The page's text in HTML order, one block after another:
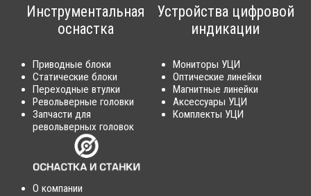
Инструментальная
оснастка
Приводные блоки
Статические блоки
Переходные втулки
Револьверные головки
Запчасти для
револьверных головок
Устройства цифровой
индикации
Мониторы УЦИ
Оптические линейки
Магнитные линейки
Аксессуары УЦИ
Комплекты УЦИ
О компании